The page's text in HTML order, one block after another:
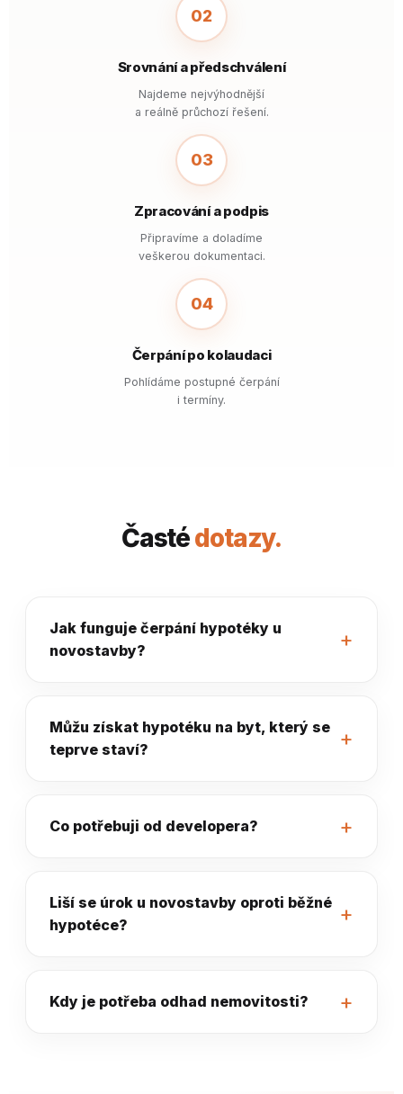
02
Srovnání a předschválení
Najdeme nejvýhodnější
a reálně průchozí řešení.
03
Zpracování a podpis
Připravíme a doladíme
veškerou dokumentaci.
04
Čerpání po kolaudaci
Pohlídáme postupné čerpání
i termíny.
Častédotazy.
Jak funguje čerpání hypotéky u
novostavby?
Můžu získat hypotéku na byt, který se
teprve staví?
Co potřebuji od developera?
Liší se úrok u novostavby oproti běžné
hypotéce?
Kdy je potřeba odhad nemovitosti?